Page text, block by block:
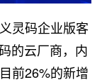
灵码企业版客
的云厂商，内
前26%的新增